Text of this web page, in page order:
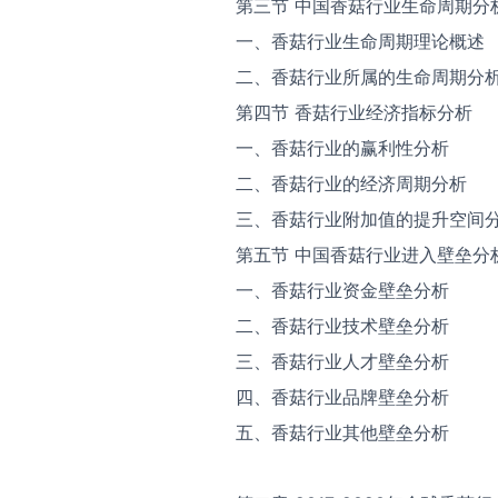
第三节 中国香菇行业生命周期分
一、香菇行业生命周期理论概述
二、香菇行业所属的生命周期分
第四节 香菇行业经济指标分析
一、香菇行业的赢利性分析
二、香菇行业的经济周期分析
三、香菇行业附加值的提升空间
第五节 中国香菇行业进入壁垒分
一、香菇行业资金壁垒分析
二、香菇行业技术壁垒分析
三、香菇行业人才壁垒分析
四、香菇行业品牌壁垒分析
五、香菇行业其他壁垒分析